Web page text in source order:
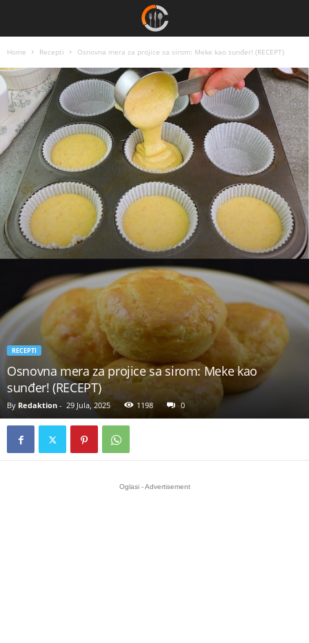
Home Recepti Osnovna mera za projice sa sirom: Meke kao sunđer! (RECEPT)
RECEPTI
Osnovna mera za projice sa sirom: Meke kao
sunđer! (RECEPT)
By Redaktion - 29 Jula, 2025 1198 0
Oglasi - Advertisement